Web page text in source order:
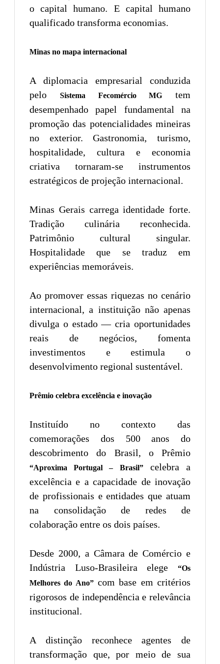
o capital humano. E capital humano
qualificado transforma economias.
Minas no mapa internacional
A diplomacia empresarial conduzida
pelo
Sistema Fecomércio MG
tem
desempenhado papel fundamental na
promoção das potencialidades mineiras
no exterior. Gastronomia, turismo,
hospitalidade, cultura e economia
criativa tornaram-se instrumentos
estratégicos de projeção internacional.
Minas Gerais carrega identidade forte.
Tradição culinária reconhecida.
Patrimônio cultural singular.
Hospitalidade que se traduz em
experiências memoráveis.
Ao promover essas riquezas no cenário
internacional, a instituição não apenas
divulga o estado — cria oportunidades
reais de negócios, fomenta
investimentos e estimula o
desenvolvimento regional sustentável.
Prêmio celebra excelência e inovação
Instituído no contexto das
comemorações dos 500 anos do
descobrimento do Brasil, o Prêmio
“Aproxima Portugal – Brasil”celebra a
excelência e a capacidade de inovação
de profissionais e entidades que atuam
na consolidação de redes de
colaboração entre os dois países.
Desde 2000, a Câmara de Comércio e
Indústria Luso-Brasileira elege
“Os
Melhores do Ano”com base em critérios
rigorosos de independência e relevância
institucional.
A distinção reconhece agentes de
transformação que, por meio de sua